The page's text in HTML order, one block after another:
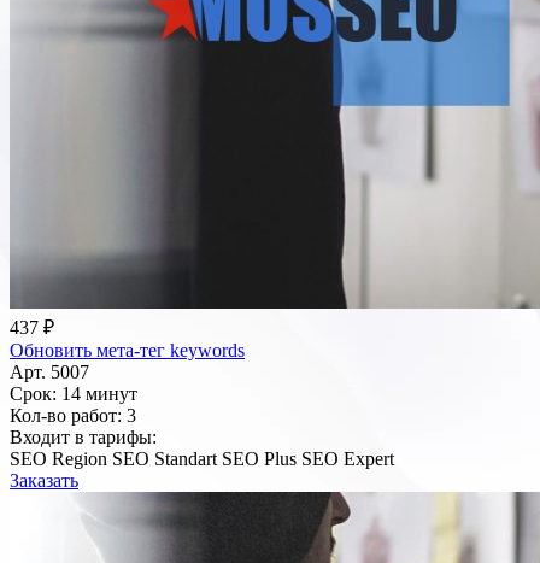
437 ₽
Обновить мета-тег keywords
Арт. 5007
Срок: 14 минут
Кол-во работ: 3
Входит в тарифы:
SEO Region SEO Standart SEO Plus SEO Expert
Заказать